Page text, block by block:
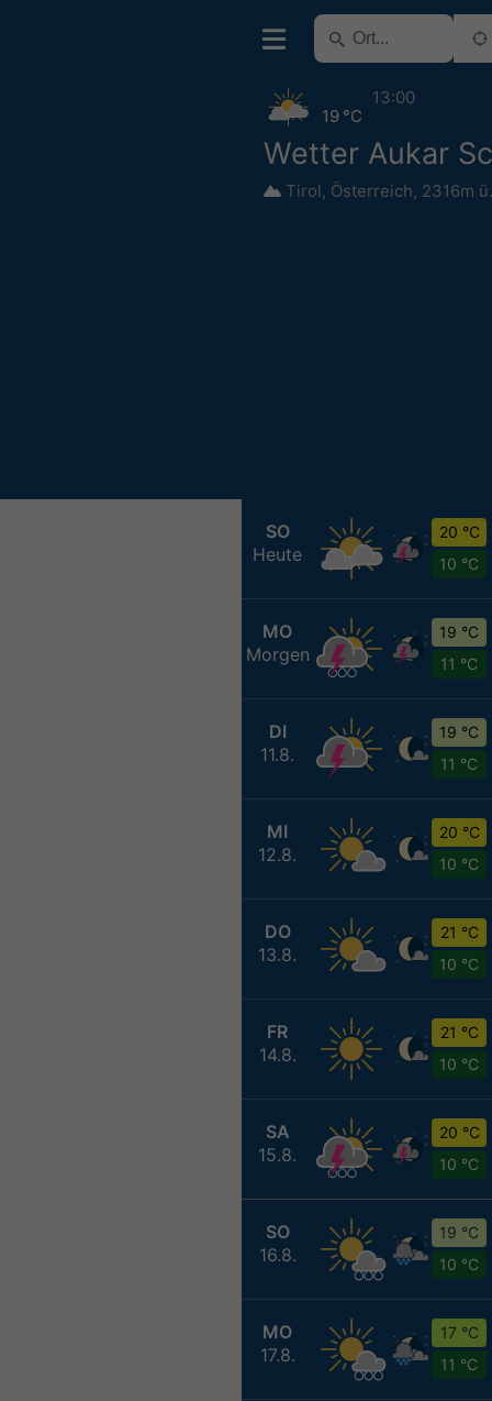
Wetter Aukar
Tirol, Österreich, 2316m
19 °C
13:00
SO
Heute
20 °C
10 °C
MO
Morgen
19 °C
11 °C
DI
11.8.
19 °C
11 °C
MI
12.8.
20 °C
10 °C
DO
13.8.
21 °C
10 °C
FR
14.8.
21 °C
10 °C
SA
15.8.
20 °C
10 °C
SO
16.8.
19 °C
10 °C
MO
17.8.
17 °C
11 °C